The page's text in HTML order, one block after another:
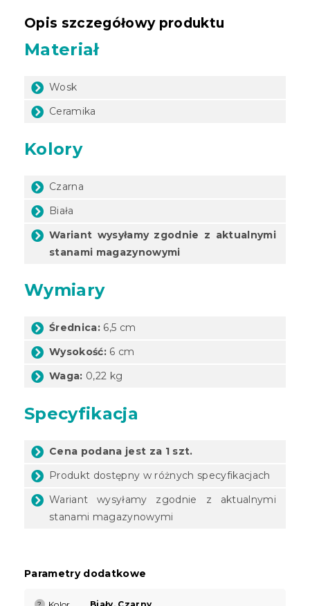
Opis szczegółowy produktu
Materiał
Wosk
Ceramika
Kolory
Czarna
Biała
Wariant wysyłamy zgodnie z aktualnymi
stanami magazynowymi
Wymiary
Średnica: 6,5 cm
Wysokość: 6 cm
Waga: 0,22 kg
Specyfikacja
Cena podana jest za 1 szt.
Produkt dostępny w różnych specyfikacjach
Wariant wysyłamy zgodnie z aktualnymi
stanami magazynowymi
Parametry dodatkowe
?